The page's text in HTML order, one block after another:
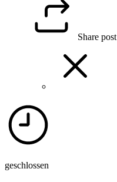
Share post
geschlossen